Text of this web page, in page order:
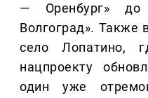
— Оренбург»
Волгоград». Также
село Лопатино,
нацпроекту
один уже